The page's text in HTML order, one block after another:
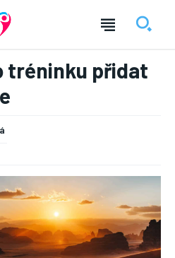
―
tréninku přidat